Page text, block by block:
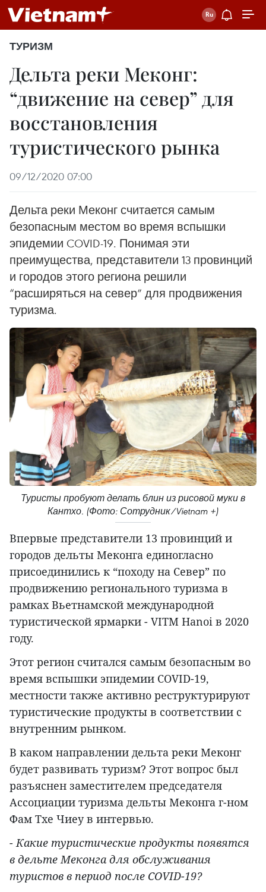
ТУРИЗМ
Дельта реки Меконг:
“движение на север” для
восстановления
туристического рынка
09/12/2020 07:00
Дельта реки Меконг считается самым
безопасным местом во время вспышки
эпидемии COVID-19. Понимая эти
преимущества, представители 13 провинций
и городов этого региона решили
“расширяться на север” для продвижения
туризма.
Туристы пробуют делать блин из рисовой муки в
Кантхо. (Фото: Сотрудник/Vietnam +)
Впервые представители 13 провинций и
городов дельты Меконга единогласно
присоединились к “походу на Север” по
продвижению регионального туризма в
рамках Вьетнамской международной
туристической ярмарки - VITM Hanoi в 2020
году.
Этот регион считался самым безопасным во
время вспышки эпидемии COVID-19,
местности также активно реструктурируют
туристические продукты в соответствии с
внутренним рынком.
В каком направлении дельта реки Меконг
будет развивать туризм? Этот вопрос был
разъяснен заместителем председателя
Ассоциации туризма дельты Меконга г-ном
Фам Тхе Чиеу в интервью.
- Какие туристические продукты появятся
в дельте Меконга для обслуживания
туристов в период после COVID-19?